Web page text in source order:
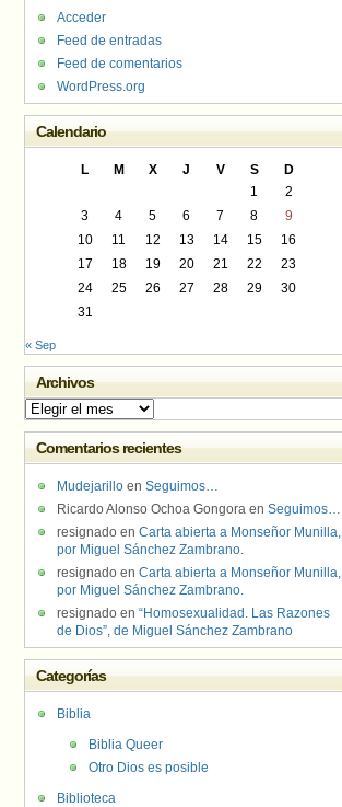
Acceder
Feed de entradas
Feed de comentarios
WordPress.org
Calendario
L M X J V S
D
1
2
3
4 5 6 7 8
9
10
11 12 13 14 15
16
17
18 19 20 21 22
23
24
25 26 27 28 29
30
31
« Sep
Archivos
Archivos
Comentarios recientes
Mudejarillo en Seguimos…
Ricardo Alonso Ochoa Gongora en Seguimos…
resignado en Carta abierta a Monseñor Munilla,
por Miguel Sánchez Zambrano.
resignado en Carta abierta a Monseñor Munilla,
por Miguel Sánchez Zambrano.
resignado en “Homosexualidad. Las Razones
de Dios”, de Miguel Sánchez Zambrano
Categorías
Biblia
Biblia Queer
Otro Dios es posible
Biblioteca